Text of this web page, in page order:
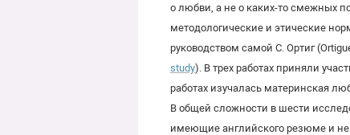
о любви, а не о каких-то смежных
методологические и этические
руководством самой С. Ортиг
study). В трех работах приняли
работах изучалась материнская
В общей сложности в шести
имеющие английского резюме и